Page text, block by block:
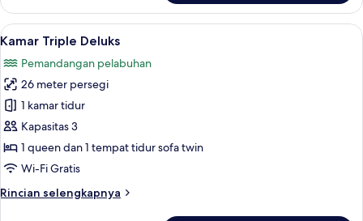
Kamar
Deluks
Lihat
semua
foto
untuk
Kamar
Triple
Deluks
Seprai premium, brankas, meja kerja,
8
Kamar Triple Deluks
Pemandangan pelabuhan
26 meter persegi
1 kamar tidur
Kapasitas 3
1 queen dan 1 tempat tidur sofa twin
Wi-Fi Gratis
Rincian selengkapnya
Rincian